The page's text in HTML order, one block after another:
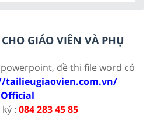
GIÁO VIÊN VÀ PHỤ
đề thi file word có
tailieugiaovien.com.vn/
: 084 283 45 85